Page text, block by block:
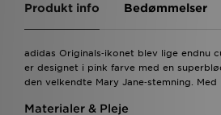
Produkt info Bedømmelser
adidas Originals‑ikonet blev lige endnu
er designet i pink farve med en
den velkendte Mary Jane‑stemning.
Materialer & Pleje